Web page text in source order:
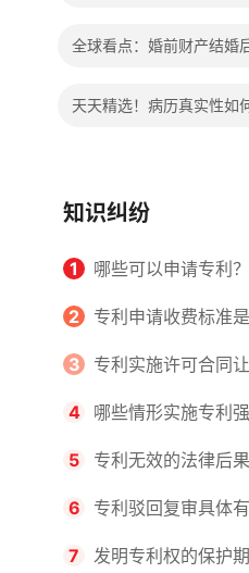
全球看点：婚前财产结婚
天天精选！病历真实性如
知识纠纷
1 哪些可以申请专利
时多个人一起申请吗？
2 专利申请收费标准
请不同类型的专利所需
3 专利实施许可合同
主要义务？专利实施许
许可合同有什么区别？
4 哪些情形实施专利
利强制许可的前提条件
5 专利无效的法律后
利的无效情形有哪些？
6 专利驳回复审具体
哪些情况下专利申请可
7 发明专利权的保护